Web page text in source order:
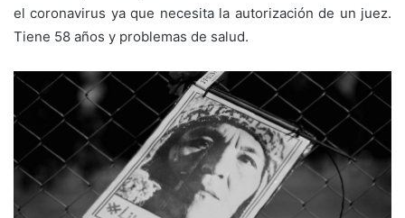
el coronavirus ya que necesita la autorización de un juez.
Tiene 58 años y problemas de salud.